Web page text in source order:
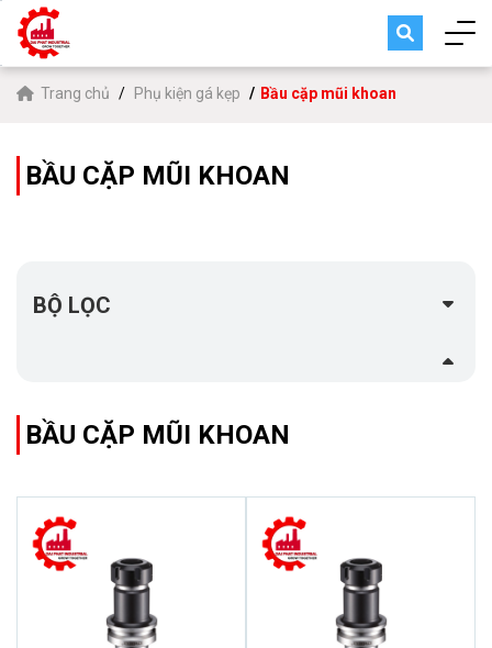
Trang chủ Phụ kiện gá kẹp Bầu cặp mũi khoan
BẦU CẶP MŨI KHOAN
BỘ LỌC
BẦU CẶP MŨI KHOAN